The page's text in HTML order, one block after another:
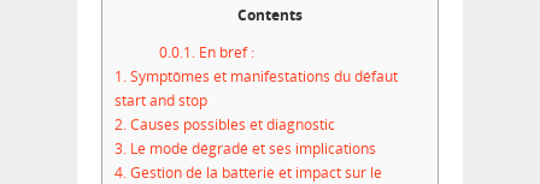
Contents
0.0.1. En bref :
1.Symptômes et manifestations du défaut
start and stop
2.Causes possibles et diagnostic
3. Le mode dégradé et ses implications
4.Gestion de la batterie et impact sur le